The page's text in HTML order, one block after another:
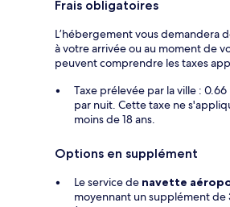
Frais obligatoires
L’hébergement vous demandera
à votre arrivée ou au moment de
peuvent comprendre les taxes
Taxe prélevée par la ville :
par nuit. Cette taxe ne
moins de 18 ans.
Options en supplément
Le service de navette
moyennant un supplément de